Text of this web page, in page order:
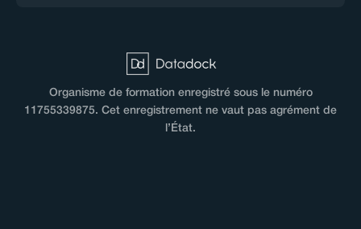
Organisme de formation enregistré sous le numéro
11755339875. Cet enregistrement ne vaut pas agrément de
l’État.